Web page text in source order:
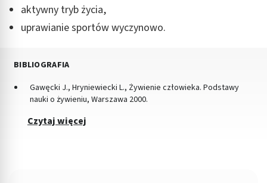
aktywny tryb życia,
uprawianie sportów wyczynowo.
BIBLIOGRAFIA
Gawęcki J., Hryniewiecki L., Żywienie człowieka. Podstawy
nauki o żywieniu, Warszawa 2000.
Czytaj więcej